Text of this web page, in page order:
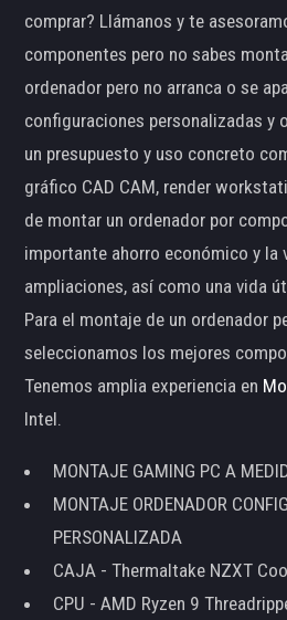
comprar? Llámanos y te
componentes pero no sabes
ordenador pero no arranca o se
configuraciones personalizadas y
un presupuesto y uso concreto
gráfico CAD CAM, render
de montar un ordenador por
importante ahorro económico y la
ampliaciones, así como una vida
Para el montaje de un ordenador
seleccionamos los mejores
Tenemos amplia experiencia en
Intel.
MONTAJE GAMING PC A
MONTAJE ORDENADOR
PERSONALIZADA
CAJA - Thermaltake NZXT
CPU - AMD Ryzen 9